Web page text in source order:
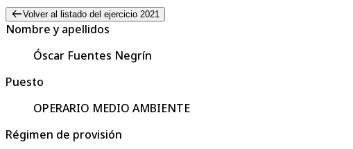
Volver al listado del ejercicio 2021
Nombre y apellidos
Óscar Fuentes Negrín
Puesto
OPERARIO MEDIO AMBIENTE
Régimen de provisión